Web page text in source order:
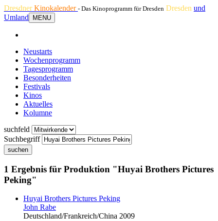
DresdnerKinokalender - Das Kinoprogramm für Dresden Dresden und
Umland
MENU
Neustarts
Wochenprogramm
Tagesprogramm
Besonderheiten
Festivals
Kinos
Aktuelles
Kolumne
suchfeld
Suchbegriff
suchen
1 Ergebnis für Produktion "Huyai Brothers Pictures
Peking"
Huyai Brothers Pictures Peking
John Rabe
Deutschland/Frankreich/China 2009